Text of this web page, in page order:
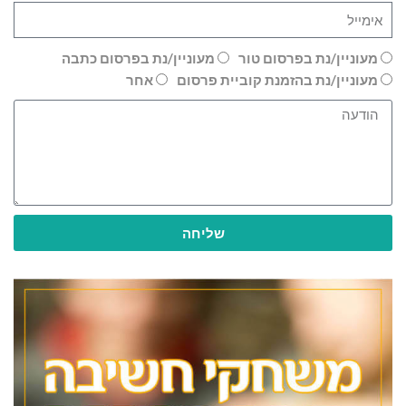
מעוניין/נת בפרסום טור
מעוניין/נת בפרסום כתבה
מעוניין/נת בהזמנת קוביית פרסום
אחר
שליחה